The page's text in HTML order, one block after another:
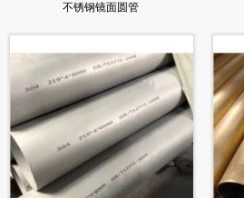
不锈钢镜面圆管